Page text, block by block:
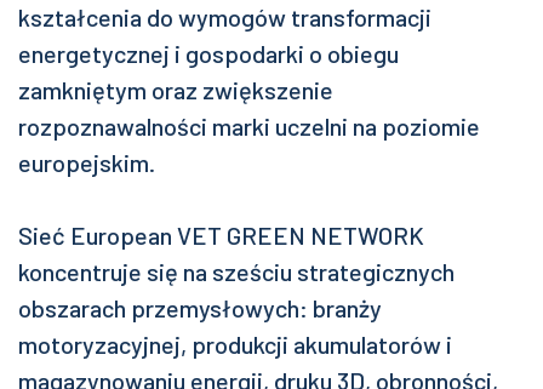
kształcenia do wymogów transformacji
energetycznej i gospodarki o obiegu
zamkniętym oraz zwiększenie
rozpoznawalności marki uczelni na poziomie
europejskim.
Sieć European VET GREEN NETWORK
koncentruje się na sześciu strategicznych
obszarach przemysłowych: branży
motoryzacyjnej, produkcji akumulatorów i
magazynowaniu energii, druku 3D, obronności,